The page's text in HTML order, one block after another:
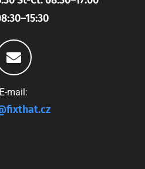
E-mail: